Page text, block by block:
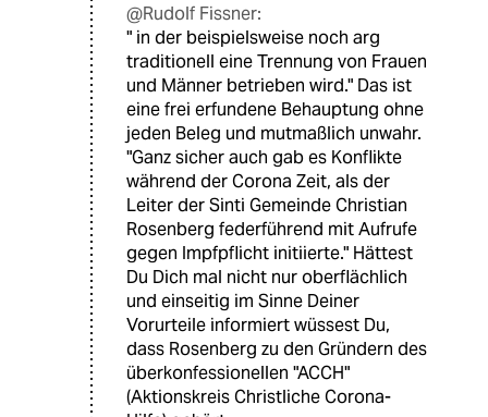
@Rudolf Fissner:
" in der beispielsweise noch arg
traditionell eine Trennung von Frauen
und Männer betrieben wird." Das ist
eine frei erfundene Behauptung ohne
jeden Beleg und mutmaßlich unwahr.
"Ganz sicher auch gab es Konflikte
während der Corona Zeit, als der
Leiter der Sinti Gemeinde Christian
Rosenberg federführend mit Aufrufe
gegen Impfpflicht initiierte." Hättest
Du Dich mal nicht nur oberflächlich
und einseitig im Sinne Deiner
Vorurteile informiert wüssest Du,
dass Rosenberg zu den Gründern des
überkonfessionellen "ACCH"
(Aktionskreis Christliche Corona-